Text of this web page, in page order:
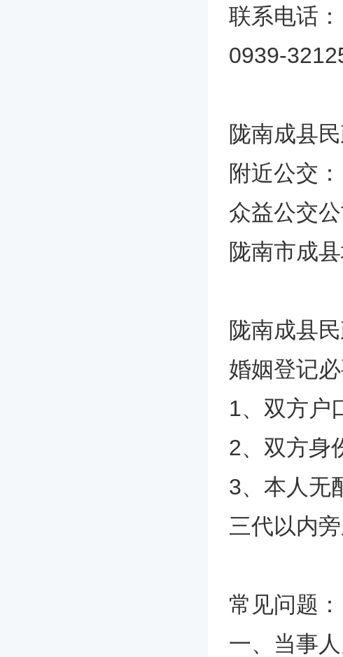
联系电话：
0939-
陇南成县
附近公交：
众益公交
陇南市成
陇南成县
婚姻登记必
1、双方户
2、双方身
3、本人无
三代以内
常见问题：
一、当事